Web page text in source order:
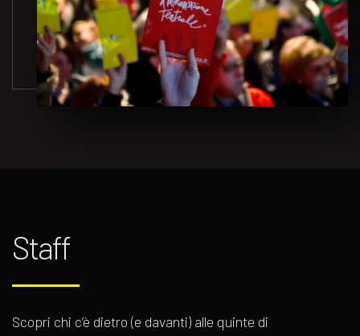
Staff
Scopri chi c’è dietro (e davanti) alle quinte di